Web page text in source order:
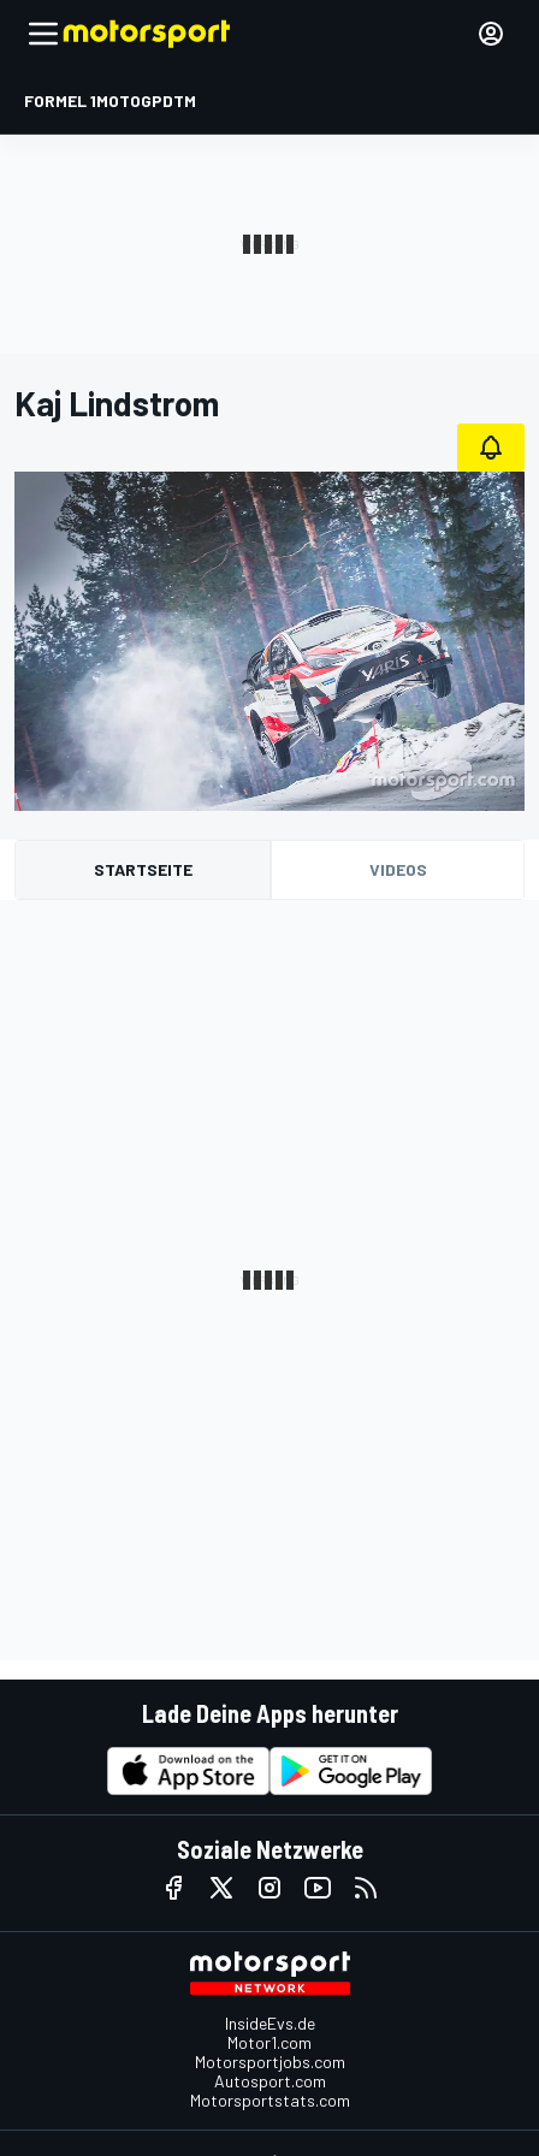
FORMEL 1MOTOGPDTM
Kaj Lindstrom
STARTSEITE VIDEOS
Lade Deine Apps herunter
Soziale Netzwerke
InsideEvs.de
Motor1.com
Motorsportjobs.com
Autosport.com
Motorsportstats.com